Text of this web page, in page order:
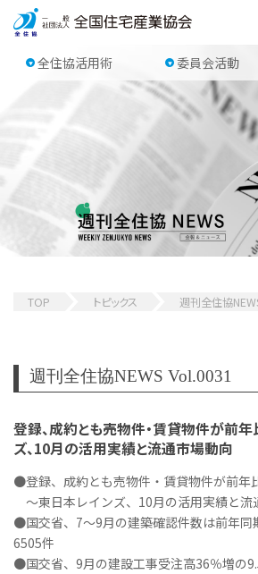
全住協活用術 委員会活動
TOP トピックス 週刊全住協
週刊全住協NEWS Vol.0031
登録、成約とも売物件・賃貸物件が前
ズ、10月の活用実績と流通市場動向
●登録、成約とも売物件・賃貸物件が前年
～東日本レインズ、10月の活用実績と流
●国交省、7～9月の建築確認件数は前年同
6505件
●国交省、9月の建設工事受注高36％増の